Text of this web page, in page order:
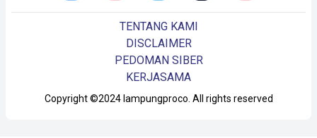
Copyright ©2024 lampungproco. All rights reserved
TENTANG KAMI
DISCLAIMER
PEDOMAN SIBER
KERJASAMA